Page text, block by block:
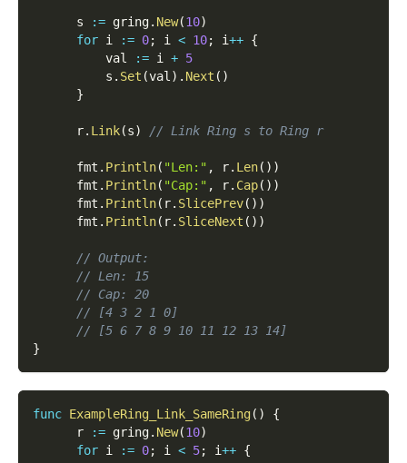
      s
:= gring. New(10)
for i := 0; i < 10; i++ {
          val
:= i + 5
          s
. Set (val ) . Next ( )
}
      r
. Link(s) // Link Ring s to Ring r
      fmt
. Println( "Len:" , r. Len( ) )
      fmt
. Println( "Cap:" , r. Cap( ) )
      fmt
. Println( r. SlicePrev( ) )
      fmt
. Println( r. SliceNext ( ) )
// Output:
// Len: 15
// Cap: 20
// [4 3 2 1 0]
// [5 6 7 8 9 10 11 12 13 14]
}
func ExampleRing_Link_SameRing( )
{
      r
:= gring. New(10)
for i := 0; i < 5; i++ {